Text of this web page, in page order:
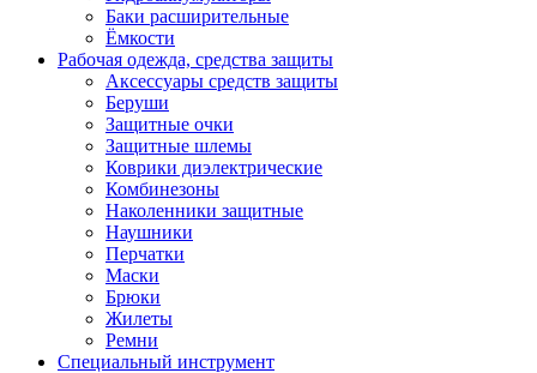
Баки расширительные
Ёмкости
Рабочая одежда, средства защиты
Аксессуары средств защиты
Беруши
Защитные очки
Защитные шлемы
Коврики диэлектрические
Комбинезоны
Наколенники защитные
Наушники
Перчатки
Маски
Брюки
Жилеты
Ремни
Специальный инструмент